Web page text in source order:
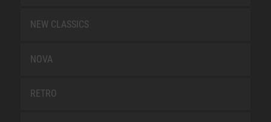
NEW CLASSICS
NOVA
RETRO